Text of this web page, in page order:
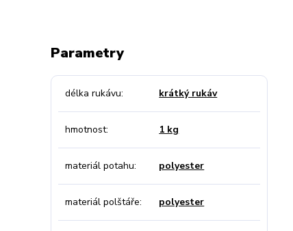
Parametry
délka rukávu krátký rukáv
hmotnost 1 kg
materiál potahu polyester
materiál polštáře polyester